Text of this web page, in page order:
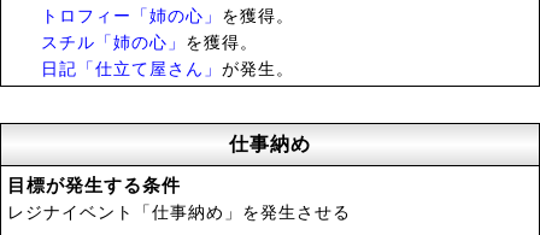
トロフィー「姉の心」 を獲得。
スチル「姉の心」 を獲得。
日記「仕立て屋さん」 が発生。
仕事納め
目標が発生する条件
レジナイベント「仕事納め」を発生させる